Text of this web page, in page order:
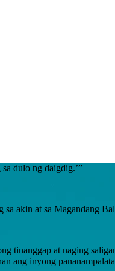
dulo ng daigdig.’”
akin at sa Magandang
tinanggap at naging
ang inyong